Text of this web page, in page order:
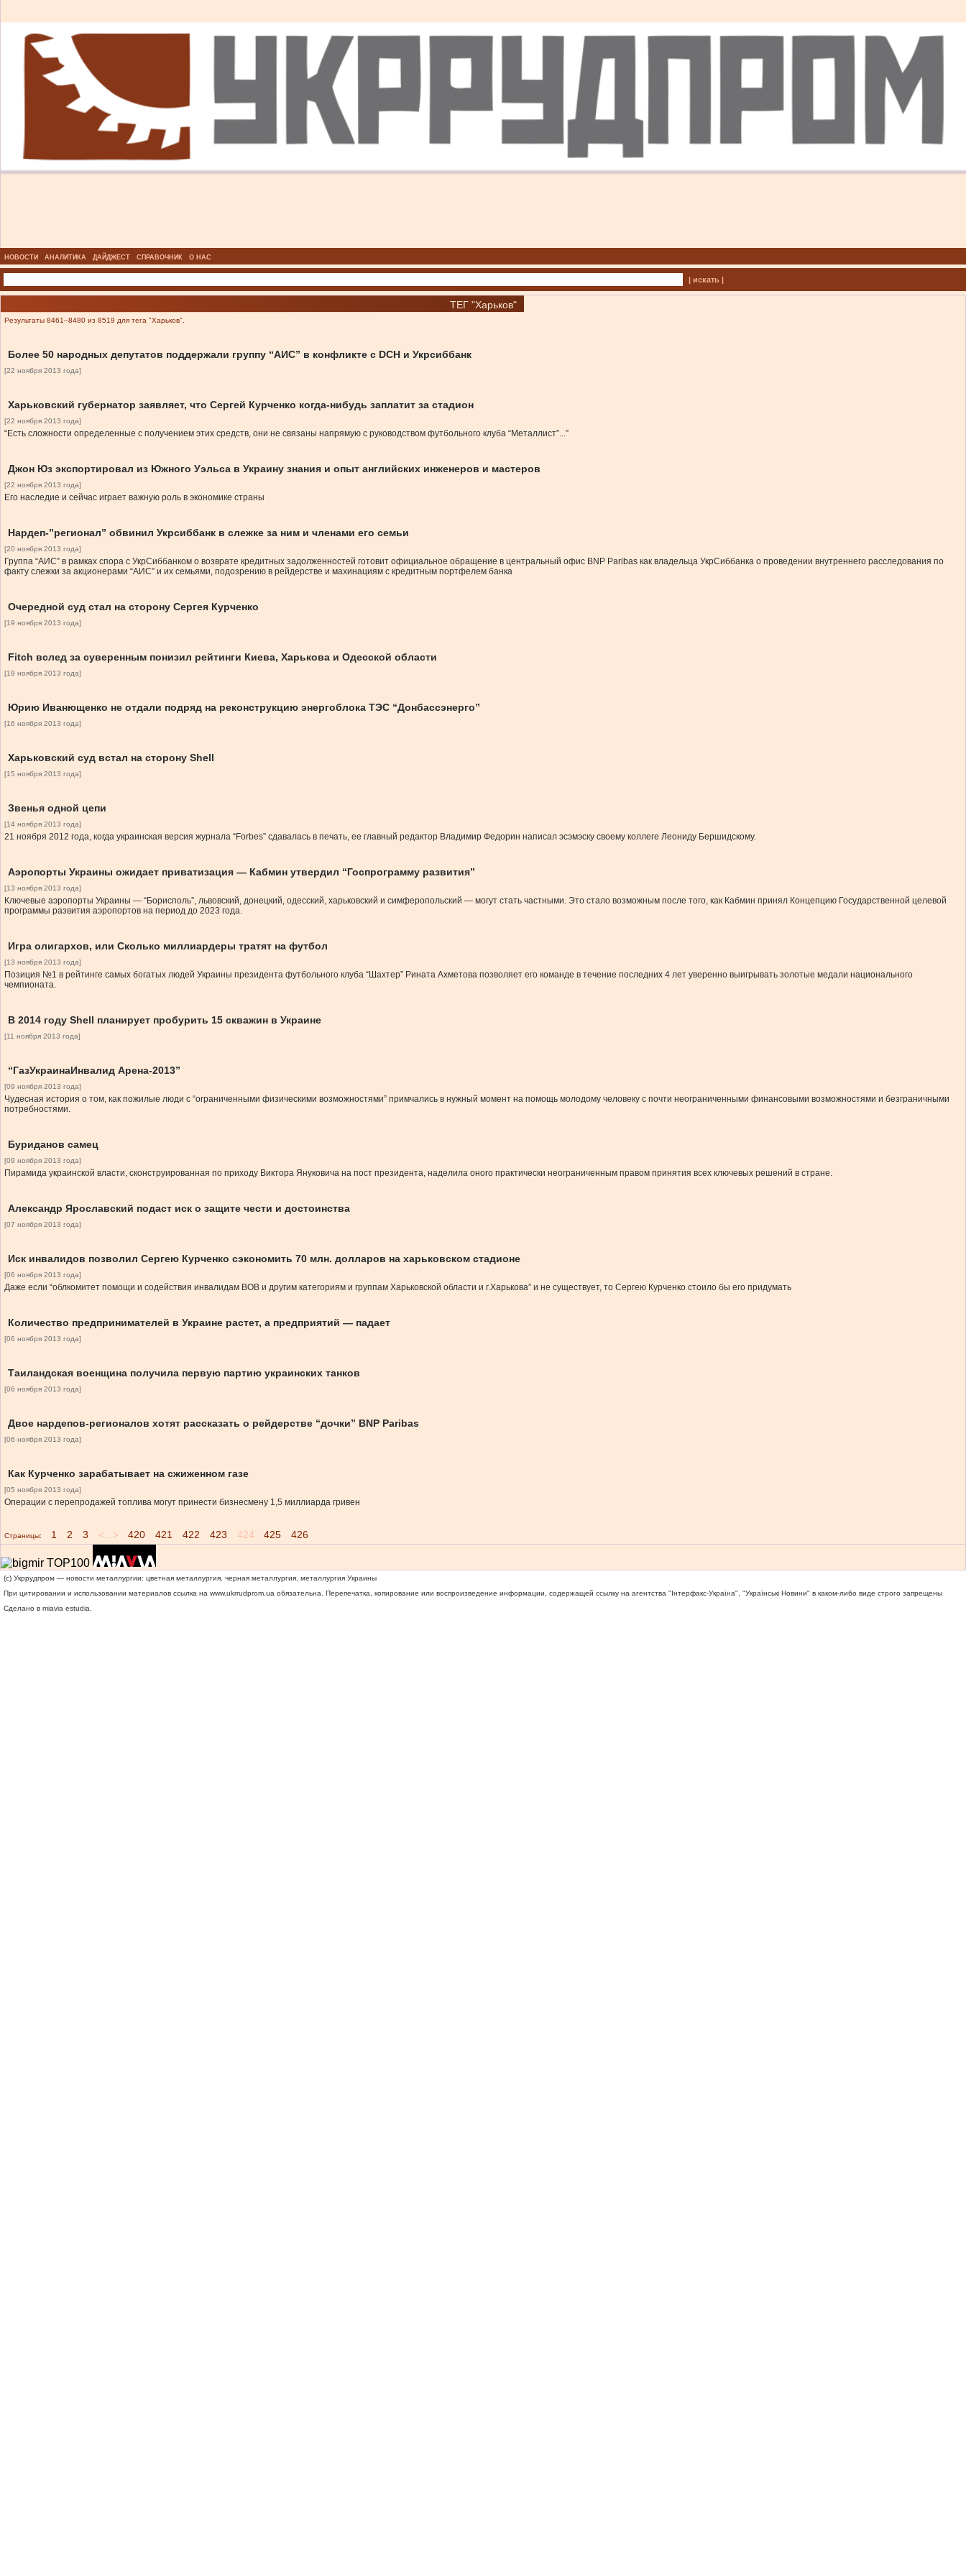
НОВОСТИ АНАЛИТИКА ДАЙДЖЕСТ СПРАВОЧНИК О НАС
| искать |
ТЕГ "Харьков"
Результаты 8461–8480 из 8519 для тега "Харьков".
Более 50 народных депутатов поддержали группу “АИС” в конфликте с DCH и Укрсиббанк
[22 ноября 2013 года]
Харьковский губернатор заявляет, что Сергей Курченко когда-нибудь заплатит за стадион
[22 ноября 2013 года]
“Есть сложности определенные с получением этих средств, они не связаны напрямую с руководством футбольного клуба “Металлист”...”
Джон Юз экcпортировал из Южного Уэльса в Украину знания и опыт английских инженеров и мастеров
[22 ноября 2013 года]
Его наследие и сейчас играет важную роль в экономике страны
Нардеп-”регионал” обвинил Укрсиббанк в слежке за ним и членами его семьи
[20 ноября 2013 года]
Группа “АИС” в рамках спора с УкрСиббанком о возврате кредитных задолженностей готовит официальное обращение в центральный офис BNP Paribas как владельца УкрСиббанка о проведении внутреннего расследования по
факту слежки за акционерами “АИС” и их семьями, подозрению в рейдерстве и махинациям с кредитным портфелем банка
Очередной суд стал на сторону Сергея Курченко
[19 ноября 2013 года]
Fitch вслед за суверенным понизил рейтинги Киева, Харькова и Одесской области
[19 ноября 2013 года]
Юрию Иванющенко не отдали подряд на реконструкцию энергоблока ТЭС “Донбассэнерго”
[16 ноября 2013 года]
Харьковский суд встал на сторону Shell
[15 ноября 2013 года]
Звенья одной цепи
[14 ноября 2013 года]
21 ноября 2012 года, когда украинская версия журнала “Forbes” сдавалась в печать, ее главный редактор Владимир Федорин написал эсэмэску своему коллеге Леониду Бершидскому.
Аэропорты Украины ожидает приватизация — Кабмин утвердил “Госпрограмму развития”
[13 ноября 2013 года]
Ключевые аэропорты Украины — “Борисполь”, львовский, донецкий, одесский, харьковский и симферопольский — могут стать частными. Это стало возможным после того, как Кабмин принял Концепцию Государственной целевой
программы развития аэропортов на период до 2023 года.
Игра олигархов, или Сколько миллиардеры тратят на футбол
[13 ноября 2013 года]
Позиция №1 в рейтинге самых богатых людей Украины президента футбольного клуба “Шахтер” Рината Ахметова позволяет его команде в течение последних 4 лет уверенно выигрывать золотые медали национального
чемпионата.
В 2014 году Shell планирует пробурить 15 скважин в Украине
[11 ноября 2013 года]
“ГазУкраинаИнвалид Арена-2013”
[09 ноября 2013 года]
Чудесная история о том, как пожилые люди с “ограниченными физическими возможностями” примчались в нужный момент на помощь молодому человеку с почти неограниченными финансовыми возможностями и безграничными
потребностями.
Буриданов самец
[09 ноября 2013 года]
Пирамида украинской власти, сконструированная по приходу Виктора Януковича на пост президента, наделила оного практически неограниченным правом принятия всех ключевых решений в стране.
Александр Ярославский подаст иск о защите чести и достоинства
[07 ноября 2013 года]
Иск инвалидов позволил Сергею Курченко сэкономить 70 млн. долларов на харьковском стадионе
[06 ноября 2013 года]
Даже если “облкомитет помощи и содействия инвалидам ВОВ и другим категориям и группам Харьковской области и г.Харькова” и не существует, то Сергею Курченко стоило бы его придумать
Количество предпринимателей в Украине растет, а предприятий — падает
[06 ноября 2013 года]
Таиландская военщина получила первую партию украинских танков
[06 ноября 2013 года]
Двое нардепов-регионалов хотят рассказать о рейдерстве “дочки” BNP Paribas
[06 ноября 2013 года]
Как Курченко зарабатывает на сжиженном газе
[05 ноября 2013 года]
Операции с перепродажей топлива могут принести бизнесмену 1,5 миллиарда гривен
Страницы: 1 2 3 <...> 420 421 422 423 424 425 426
(c) Укррудпром — новости металлургии: цветная металлургия, черная металлургия, металлургия Украины
При цитировании и использовании материалов ссылка на www.ukrrudprom.ua обязательна. Перепечатка, копирование или воспроизведение информации, содержащей ссылку на агентства "Iнтерфакс-Україна", "Українськi Новини" в каком-либо виде строго запрещены
Сделано в miavia estudia.